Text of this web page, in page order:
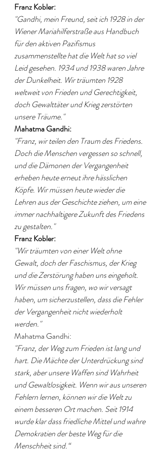
Franz Kobler:
"Gandhi, mein Freund, seit ich 1928 in der
Wiener Mariahilferstraße aus Handbuch
für den aktiven Pazifismus
zusammenstellte hat die Welt hat so viel
Leid gesehen. 1934 und 1938 waren Jahre
der Dunkelheit. Wir träumten 1928
weltweit von Frieden und Gerechtigkeit,
doch Gewalttäter und Krieg zerstörten
unsere Träume."
Mahatma Gandhi:
"Franz, wir teilen den Traum des Friedens.
Doch die Menschen vergessen so schnell,
und die Dämonen der Vergangenheit
erheben heute erneut ihre hässlichen
Köpfe. Wir müssen heute wieder die
Lehren aus der Geschichte ziehen, um eine
immer nachhaltigere Zukunft des Friedens
zu gestalten."
Franz Kobler:
"Wir träumten von einer Welt ohne
Gewalt, doch der Faschismus, der Krieg
und die Zerstörung haben uns eingeholt.
Wir müssen uns fragen, wo wir versagt
haben, um sicherzustellen, dass die Fehler
der Vergangenheit nicht wiederholt
werden."
Mahatma Gandhi:
"Franz, der Weg zum Frieden ist lang und
hart. Die Mächte der Unterdrückung sind
stark, aber unsere Waffen sind Wahrheit
und Gewaltlosigkeit. Wenn wir aus unseren
Fehlern lernen, können wir die Welt zu
einem besseren Ort machen. Seit 1914
wurde klar dass friedliche Mittel und wahre
Demokratien der beste Weg für die
Menschheit sind.“